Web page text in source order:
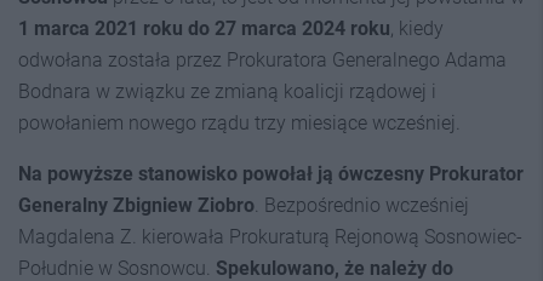
1 marca 2021 roku do 27 marca 2024 roku , kiedy
odwołana została przez Prokuratora Generalnego Adama
Bodnara w związku ze zmianą koalicji rządowej i
powołaniem nowego rządu trzy miesiące wcześniej.
Na powyższe stanowisko powołał ją ówczesny Prokurator
Generalny Zbigniew Ziobro . Bezpośrednio wcześniej
Magdalena Z. kierowała Prokuraturą Rejonową Sosnowiec-
Południe w Sosnowcu. Spekulowano, że należy do